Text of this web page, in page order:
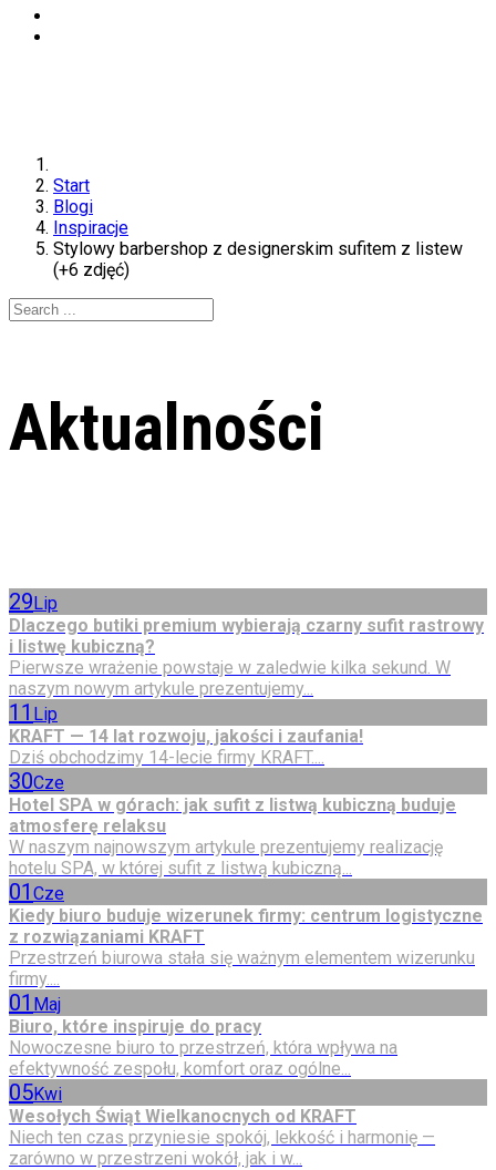
Start
Blogi
Inspiracje
Stylowy barbershop z designerskim sufitem z listew
(+6 zdjęć)
Aktualności
29Lip
Dlaczego butiki premium wybierają czarny sufit rastrowy
i listwę kubiczną?
Pierwsze wrażenie powstaje w zaledwie kilka sekund. W
naszym nowym artykule prezentujemy...
11 Lip
KRAFT — 14 lat rozwoju, jakości i zaufania!
Dziś obchodzimy 14-lecie firmy KRAFT....
30Cze
Hotel SPA w górach: jak sufit z listwą kubiczną buduje
atmosferę relaksu
W naszym najnowszym artykule prezentujemy realizację
hotelu SPA, w której sufit z listwą kubiczną...
01 Cze
Kiedy biuro buduje wizerunek firmy: centrum logistyczne
z rozwiązaniami KRAFT
Przestrzeń biurowa stała się ważnym elementem wizerunku
firmy....
01 Maj
Biuro, które inspiruje do pracy
Nowoczesne biuro to przestrzeń, która wpływa na
efektywność zespołu, komfort oraz ogólne...
05Kwi
Wesołych Świąt Wielkanocnych od KRAFT
Niech ten czas przyniesie spokój, lekkość i harmonię —
zarówno w przestrzeni wokół, jak i w...